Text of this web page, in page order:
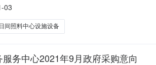
ggzy.xuchang.gov.cn/获取招标文件，并于
03
间照料中心设施设备
务中心2021年9月政府采购意向